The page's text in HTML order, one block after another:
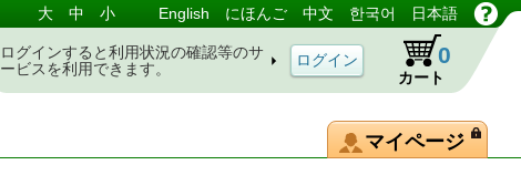
大 中 小 English にほんご 中文 한국어 日本語
ログインすると利用状況の確認等のサ
ービスを利用できます。
カート
0
マイページ